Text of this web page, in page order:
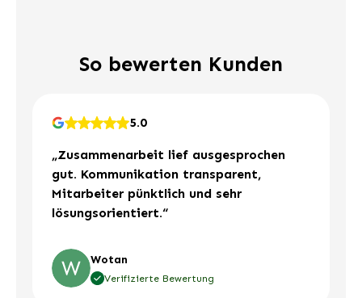
So bewerten Kunden
5.0
„Zusammenarbeit lief ausgesprochen
gut. Kommunikation transparent,
Mitarbeiter pünktlich und sehr
lösungsorientiert.“
Wotan
Verifizierte Bewertung